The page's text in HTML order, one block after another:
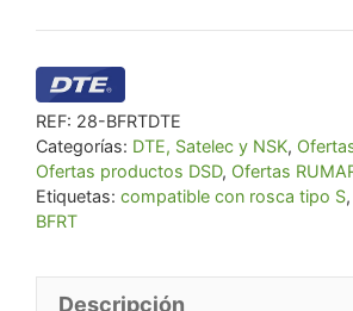
BFRT
tipo
S
REF: 28-BFRTDTE
Categorías: DTE, Satelec y NSK,
Ofertas productos DSD, Ofertas
Etiquetas: compatible con rosca tipo S,
BFRT
Descripción